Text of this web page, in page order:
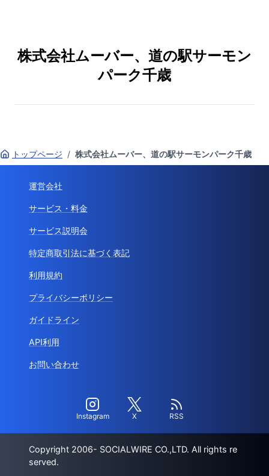
株式会社ムーバー、道の駅サーモン
パーク千歳
トップページ / 株式会社ムーバー、道の駅サーモンパーク千歳
運営会社
サービス・料金
サービス説明会
特定商取引法に基づく表記
利用規約
プライバシーポリシー
ガイドライン
API利用
お問い合わせ
Instagram X RSS
Copyright 2006- SOCIALWIRE CO.,LTD. All rights re
served.